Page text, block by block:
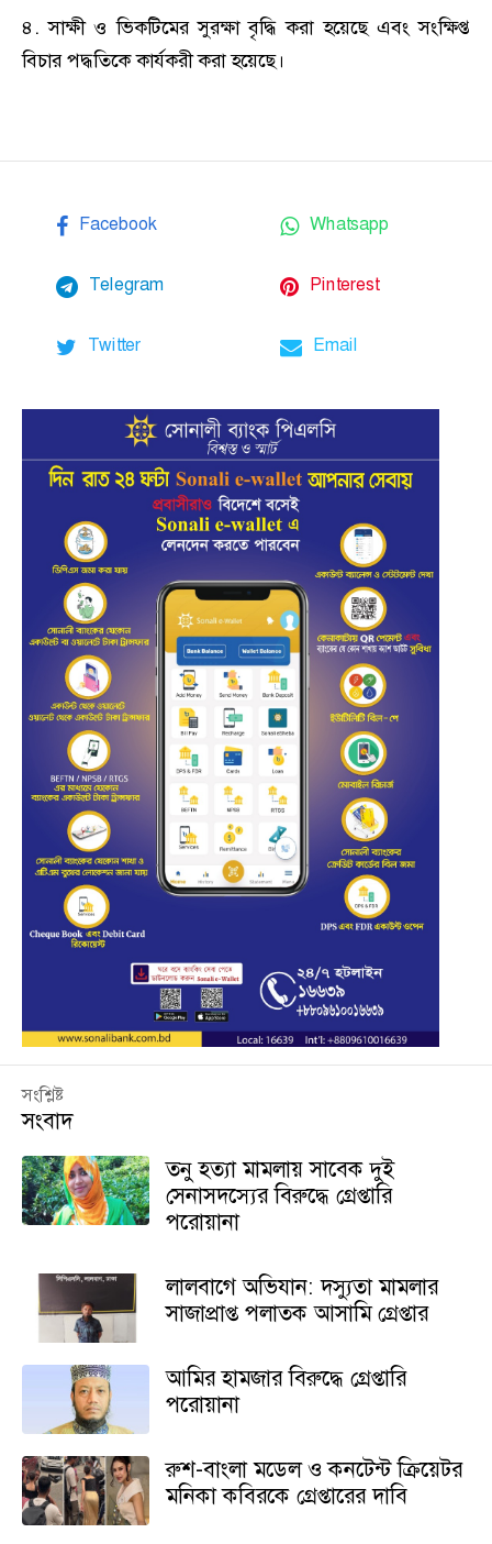
৪. সাক্ষী ও ভিকটিমের সুরক্ষা বৃদ্ধি করা হয়েছে এবং সংক্ষিপ্ত
বিচার পদ্ধতিকে কার্যকরী করা হয়েছে।
Facebook Whatsapp
Telegram Pinterest
Twitter Email
সংশ্লিষ্ট
সংবাদ
তনু হত্যা মামলায় সাবেক দুই
সেনাসদস্যের বিরুদ্ধে গ্রেপ্তারি
পরোয়ানা
লালবাগে অভিযান: দস্যুতা মামলার
সাজাপ্রাপ্ত পলাতক আসামি গ্রেপ্তার
আমির হামজার বিরুদ্ধে গ্রেপ্তারি
পরোয়ানা
রুশ-বাংলা মডেল ও কনটেন্ট ক্রিয়েটর
মনিকা কবিরকে গ্রেপ্তারের দাবি